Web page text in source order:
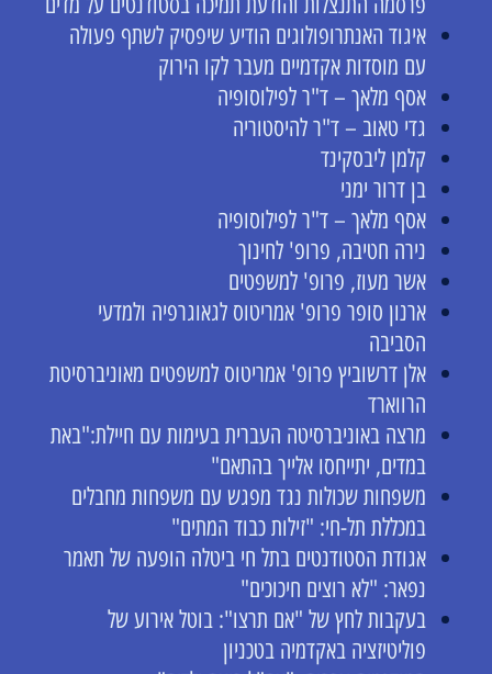
איגוד האנתרופולוגים הודיע שיפסיק לשתף פעולה
עם מוסדות אקדמיים מעבר לקו הירוק
אסף מלאך – ד"ר לפילוסופיה
גדי טאוב – ד"ר להיסטוריה
קלמן ליבסקינד
בן דרור ימני
אסף מלאך – ד"ר לפילוסופיה
נירה חטיבה, פרופ' לחינוך
אשר מעוז, פרופ' למשפטים
ארנון סופר פרופ' אמריטוס לגאוגרפיה ולמדעי
הסביבה
אלן דרשוביץ פרופ' אמריטוס למשפטים מאוניברסיטת
הרווארד
מרצה באוניברסיטה העברית בעימות עם חיילת:"באת
במדים, יתייחסו אלייך בהתאם"
משפחות שכולות נגד מפגש עם משפחות מחבלים
במכללת תל-חי: "זילות כבוד המתים"
אגודת הסטודנטים בתל חי ביטלה הופעה של תאמר
נפאר: "לא רוצים חיכוכים"
בעקבות לחץ של "אם תרצו": בוטל אירוע של
פוליטיזציה באקדמיה בטכניון